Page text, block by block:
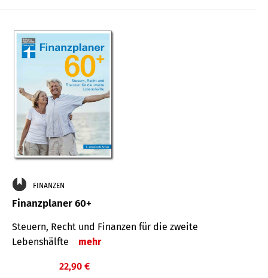
FINANZEN
Finanzplaner 60+
Steuern, Recht und Finanzen für die zweite
Lebenshälfte
mehr
22,90 €